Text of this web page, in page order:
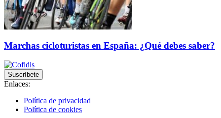
Marchas cicloturistas en España: ¿Qué debes saber?
Suscríbete
Enlaces:
Política de privacidad
Política de cookies